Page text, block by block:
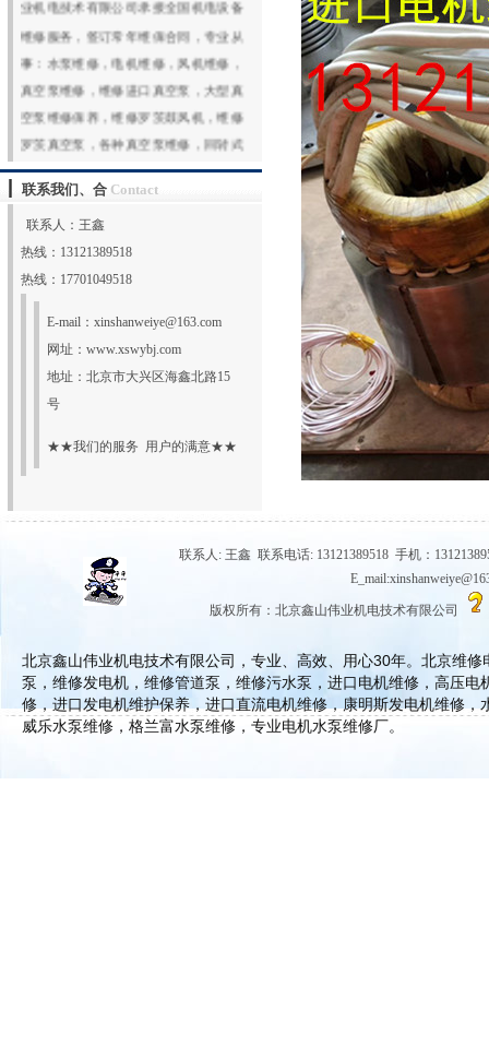
空泵维修，专业技术，专业服务，选择
鑫山伟业，选择放心！热
线:131213895
联系我们、合 Contact
联系人：王鑫
热线：13121389518
热线：17701049518
E-mail： xinshanweiye@163.com
网址： www.xswybj.com
地址：北京市大兴区海鑫北路15
号
★★我们的服务 用户的满意★★
联系人: 王鑫 联系电话: 13121389518 手机：
版权所有：北京鑫山伟业机电技术有限公司
北京鑫山伟业机电技术有限公司，专业、高效、用心30年。北京维
泵，维修发电机，维修管道泵，维修污水泵，进口电机维修，高压
修，进口发电机维护保养，进口直流电机维修，康明斯发电机维修
威乐水泵维修，格兰富水泵维修，专业电机水泵维修厂。